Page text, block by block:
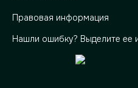
Правовая информация
Нашли ошибку? Выделите ее